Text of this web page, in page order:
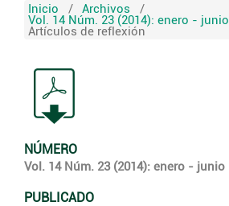
Inicio / Archivos /
Vol. 14 Núm. 23 (2014): enero - junio
Artículos de reflexión
NÚMERO
Vol. 14 Núm. 23 (2014): enero - junio
PUBLICADO